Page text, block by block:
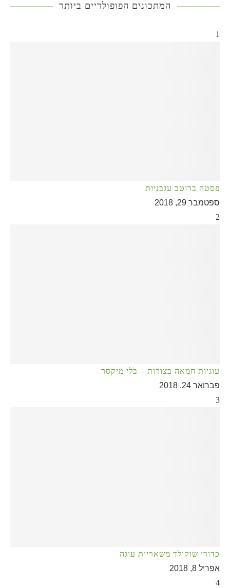
המתכונים הפופולריים ביותר
1
פסטה ברוטב עגבניות
ספטמבר 29, 2018
2
עוגיות חמאה בצורות – בלי מיקסר
פברואר 24, 2018
3
כדורי שוקולד משאריות עוגה
אפריל 8, 2018
4